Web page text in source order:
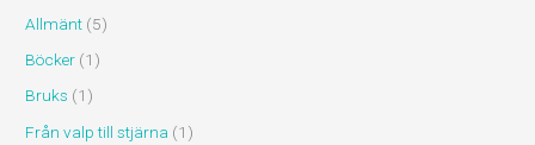
Allmänt (5)
Böcker (1)
Bruks (1)
Från valp till stjärna (1)